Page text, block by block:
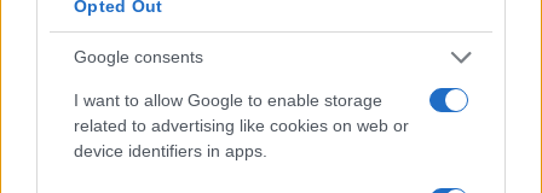
Opted Out
Google consents
I want to allow Google to enable storage
related to advertising like cookies on web or
device identifiers in apps.
5 series de estreno para ver
durante el puente de diciembre
2 3 4 5 6 7